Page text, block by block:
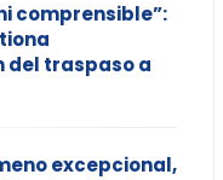
comprensible”:
del traspaso a
excepcional,